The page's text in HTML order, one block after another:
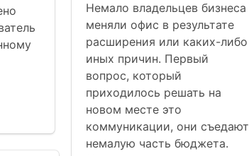
Немало владельцев бизнеса
меняли офис в результате
расширения или каких-либо
иных причин. Первый
вопрос, который
приходилось решать на
новом месте это
коммуникации, они съедают
немалую часть бюджета.